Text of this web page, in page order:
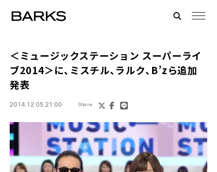
＜ミュージックステーション スーパーライ
ブ2014＞に、ミスチル、ラルク、B’zら追加
発表
2014.12.05 21:00 Share